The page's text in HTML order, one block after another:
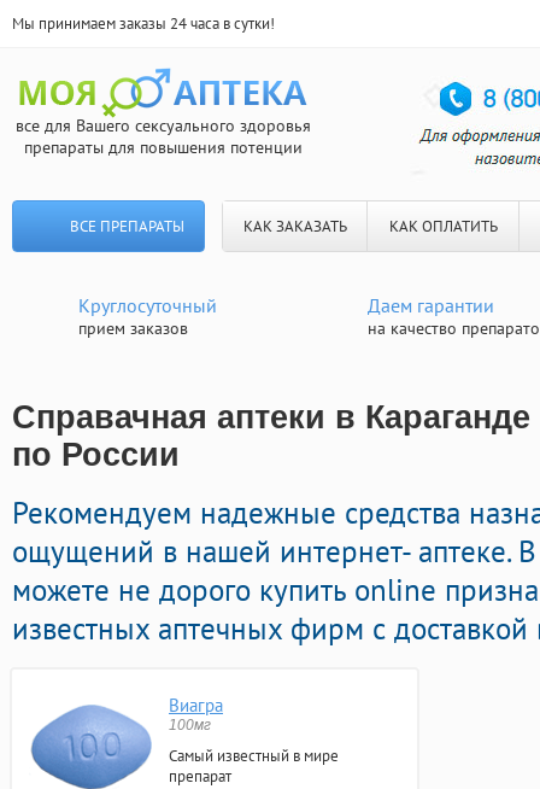
Мы принимаем заказы 24 часа в сутки!
все для Вашего сексуального здоровья
препараты для повышения потенции
ВСЕ ПРЕПАРАТЫ КАК ЗАКАЗАТЬ КАК ОПЛАТИТЬ
Круглосуточный
прием заказов
Даем гарантии
на качество
Справачная аптеки в
по России
Рекомендуем надежные средства
ощущений в нашей интернет- аптеке.
можете не дорого купить online
известных аптечных фирм с
Виагра
100мг
Самый известный в мире
препарат